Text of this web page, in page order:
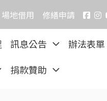
場地借用 修繕申請
訊息公告 辦法表單
捐款贊助